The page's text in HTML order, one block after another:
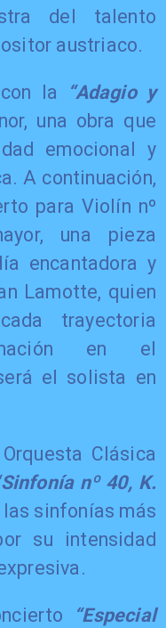
del talento
austriaco.
la
“Adagio y
una obra que
emocional y
A continuación,
para Violín nº
una pieza
encantadora y
Lamotte, quien
trayectoria
en el
el solista en
Clásica
nº 40, K.
sinfonías más
su intensidad
“Especial